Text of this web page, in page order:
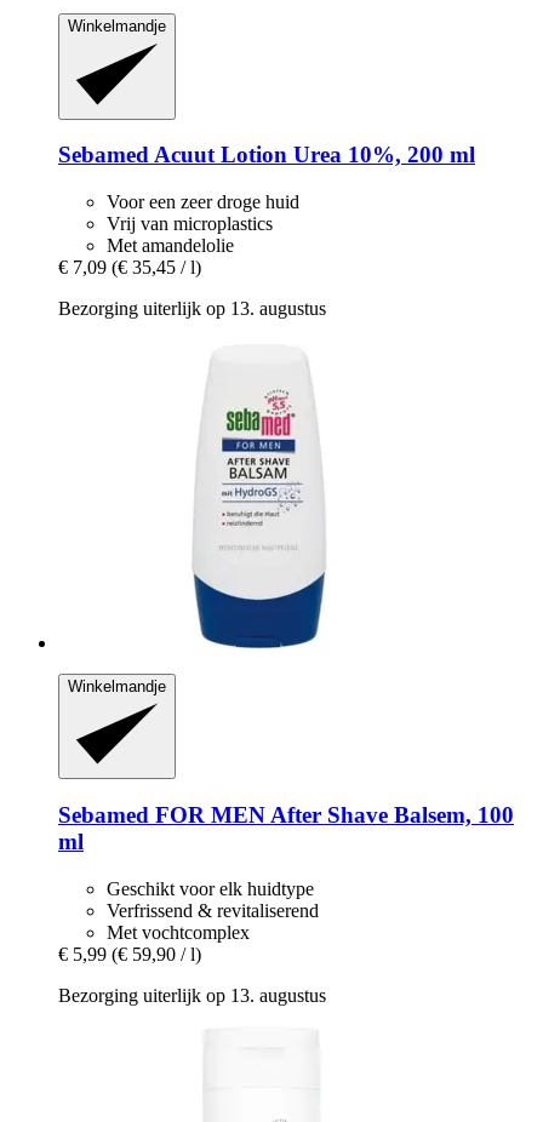
Winkelmandje
SebamedAcuut Lotion Urea 10%, 200 ml
Voor een zeer droge huid
Vrij van microplastics
Met amandelolie
€ 7,09 (€ 35,45 / l)
Bezorging uiterlijk op 13. augustus
Winkelmandje
Sebamed FOR MEN After Shave Balsem, 100
ml
Geschikt voor elk huidtype
Verfrissend & revitaliserend
Met vochtcomplex
€ 5,99 (€ 59,90 / l)
Bezorging uiterlijk op 13. augustus